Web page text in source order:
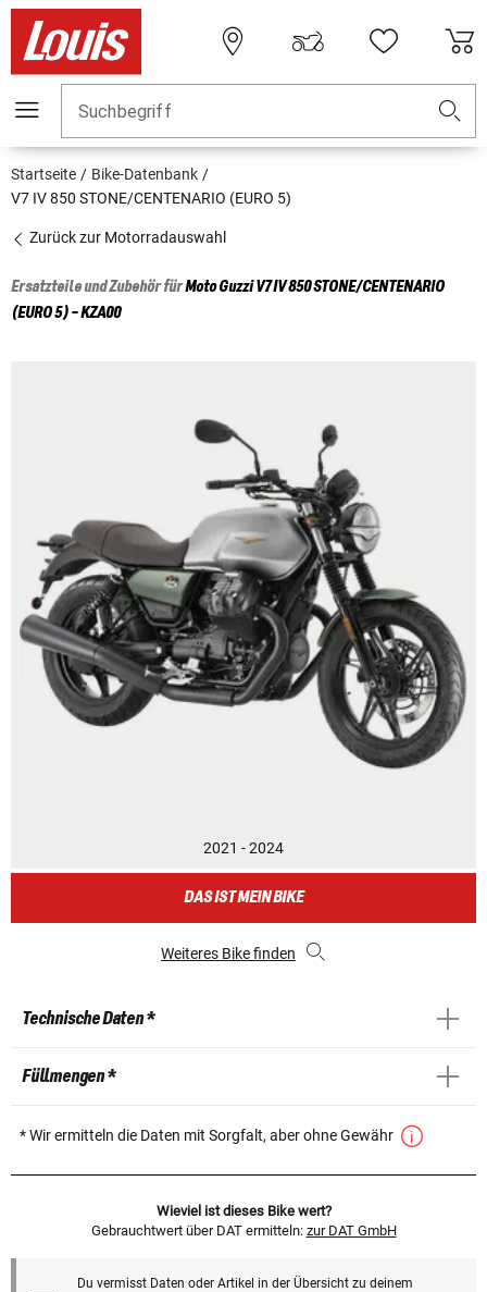
Suchbegriff
Startseite
Bike-Datenbank
V7 IV 850 STONE/CENTENARIO (EURO 5)
Zurück zur Motorradauswahl
Ersatzteile und Zubehör fürMoto GuzziV7 IV 850 STONE/CENTENARIO
(EURO 5) - KZA00
2021 - 2024
DAS IST MEIN BIKE
Weiteres Bike finden
Technische Daten *
Füllmengen *
* Wir ermitteln die Daten mit Sorgfalt, aber ohne Gewähr
Wieviel ist dieses Bike wert?
Gebrauchtwert über DAT ermitteln: zur DAT GmbH
Du vermisst Daten oder Artikel in der Übersicht zu deinem